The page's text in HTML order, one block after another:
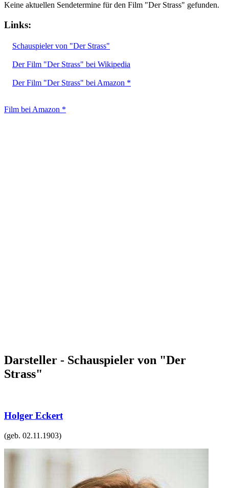
Keine aktuellen Sendetermine für den Film "Der Strass" gefunden.
Links:
Schauspieler von "Der Strass"
Der Film "Der Strass" bei Wikipedia
Der Film "Der Strass" bei Amazon *
Film bei Amazon *
Darsteller - Schauspieler von "Der
Strass"
Holger Eckert
(geb. 02.11.1903)